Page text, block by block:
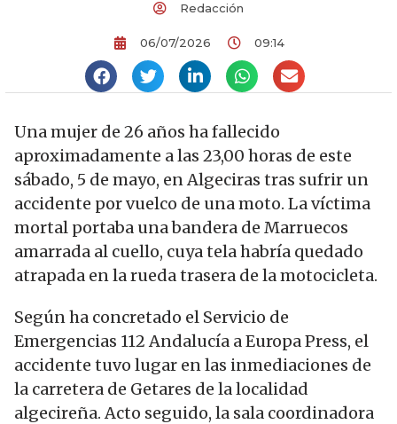
Redacción
06/07/2026 09:14
Una mujer de 26 años ha fallecido
aproximadamente a las 23,00 horas de este
sábado, 5 de mayo, en Algeciras tras sufrir un
accidente por vuelco de una moto. La víctima
mortal portaba una bandera de Marruecos
amarrada al cuello, cuya tela habría quedado
atrapada en la rueda trasera de la motocicleta.
Según ha concretado el Servicio de
Emergencias 112 Andalucía a Europa Press, el
accidente tuvo lugar en las inmediaciones de
la carretera de Getares de la localidad
algecireña. Acto seguido, la sala coordinadora